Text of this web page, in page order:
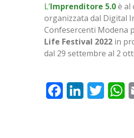
L’Imprenditore 5.0è al
organizzata dal Digital
Confesercenti Modena
Life Festival 2022 in
dal 29 settembre al 2
FacebookLinkedInTwitter